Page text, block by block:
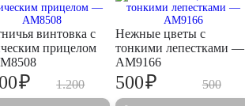
винтовка с
прицелом
1.200
₽
Нежные цветы с
тонкими лепестками —
AM9166
500
500₽